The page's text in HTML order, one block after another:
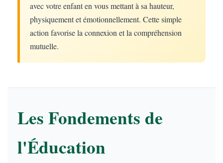
avec votre enfant en vous mettant à sa hauteur,
physiquement et émotionnellement. Cette simple
action favorise la connexion et la compréhension
mutuelle.
Les Fondements de
l'Éducation